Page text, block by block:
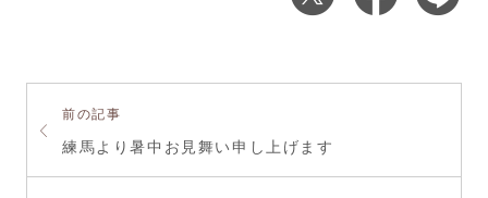
前の記事
練馬より暑中お見舞い申し上げます